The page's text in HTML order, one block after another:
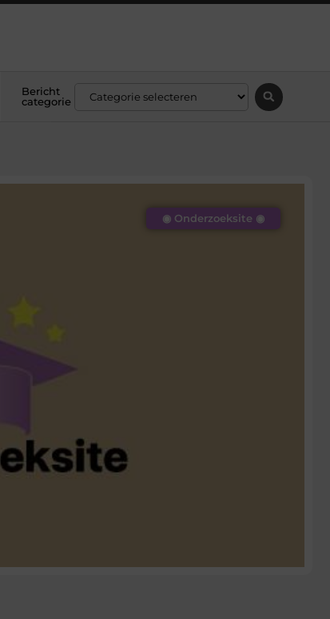
Bericht
categorie
◉ Onderzoeksite ◉